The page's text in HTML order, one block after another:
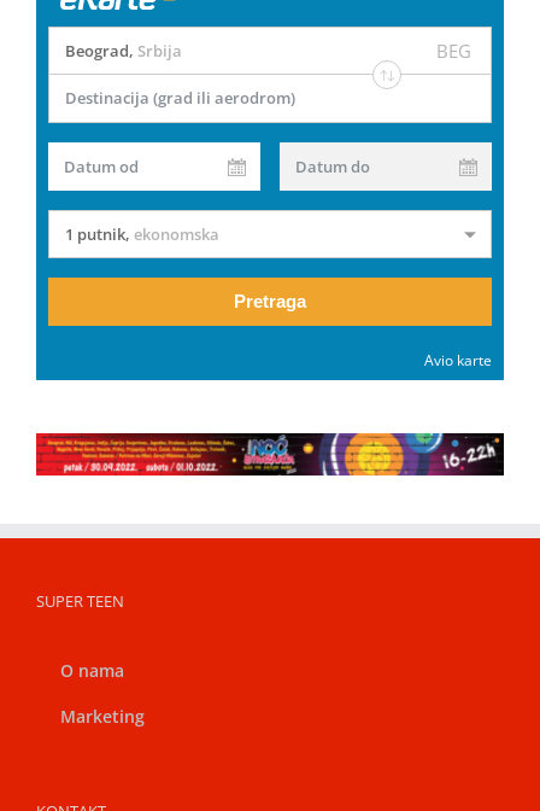
Beograd, Srbija BEG
Destinacija (grad ili aerodrom)
Datum od Datum do
1 putnik, ekonomska
Pretraga
Avio karte
SUPER TEEN
O nama
Marketing